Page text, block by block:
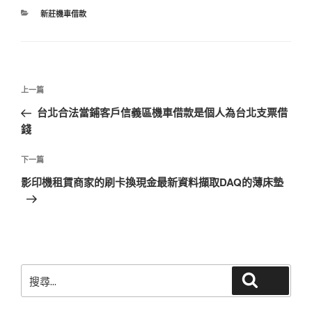
分
新莊機車借款
文
導
覽
上
一
篇
章
上一篇
台北合法當鋪客戶信義區機車借款是個人為台北支票借
錢
下
一
篇
下一篇
影印機租賃商家的刷卡換現金最新資料擷取DAQ的薄床墊
尋